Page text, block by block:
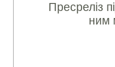
Пресреліз
ним